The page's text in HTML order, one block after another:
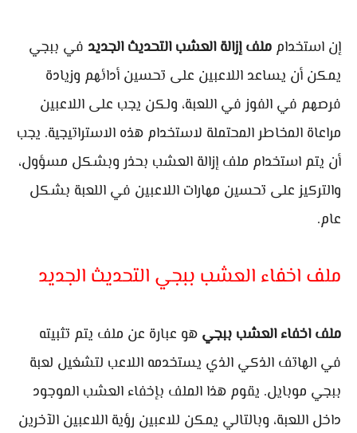
إن استخدام ملف إزالة العشب التحديث الجديد في ببجي
يمكن أن يساعد اللاعبين على تحسين أدائهم وزيادة
فرصهم في الفوز في اللعبة، ولكن يجب على اللاعبين
مراعاة المخاطر المحتملة لاستخدام هذه الاستراتيجية. يجب
أن يتم استخدام ملف إزالة العشب بحذر وبشكل مسؤول،
والتركيز على تحسين مهارات اللاعبين في اللعبة بشكل
عام.
ملف اخفاء العشب ببجي التحديث الجديد
ملف اخفاء العشب ببجي هو عبارة عن ملف يتم تثبيته
في الهاتف الذكي الذي يستخدمه اللاعب لتشغيل لعبة
ببجي موبايل. يقوم هذا الملف بإخفاء العشب الموجود
داخل اللعبة، وبالتالي يمكن للاعبين رؤية اللاعبين الآخرين